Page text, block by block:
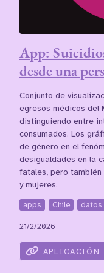
App:
desde una
Conjunto de
egresos médicos del
distinguiendo entre
consumados. Los
de género en el
desigualdades en la
fatales, pero también
y mujeres.
apps Chile datos
21/2/2026
APLICACIÓN